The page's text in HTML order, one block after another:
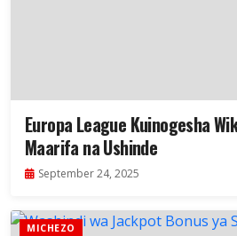
Europa League Kuinogesha
Maarifa na Ushinde
September 24, 2025
MICHEZO